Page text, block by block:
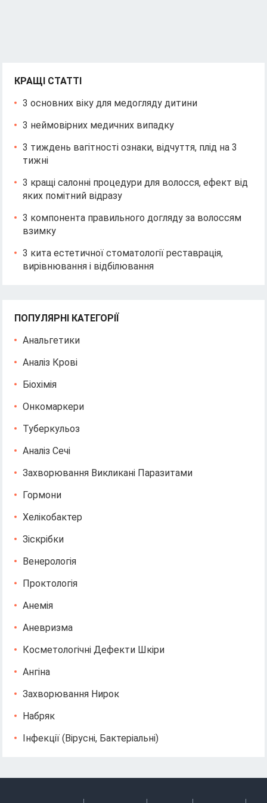
КРАЩІ СТАТТІ
3 основних віку для медогляду дитини
3 неймовірних медичних випадку
3 тиждень вагітності ознаки, відчуття, плід на 3
тижні
3 кращі салонні процедури для волосся, ефект від
яких помітний відразу
3 компонента правильного догляду за волоссям
взимку
3 кита естетичної стоматології реставрація,
вирівнювання і відбілювання
ПОПУЛЯРНІ КАТЕГОРІЇ
Анальгетики
Аналіз Крові
Біохімія
Онкомаркери
Туберкульоз
Аналіз Сечі
Захворювання Викликані Паразитами
Гормони
Хелікобактер
Зіскрібки
Венерологія
Проктологія
Анемія
Аневризма
Косметологічні Дефекти Шкіри
Ангіна
Захворювання Нирок
Набряк
Інфекції (вірусні, Бактеріальні)